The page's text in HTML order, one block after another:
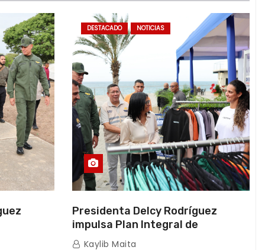
DESTACADO NOTICIAS
Presidenta Delcy Rodríguez
impulsa Plan Integral de
Reactivación Económica en La
Kaylib Maita